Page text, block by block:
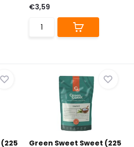
€3,59
Green Sweet Sweet (225